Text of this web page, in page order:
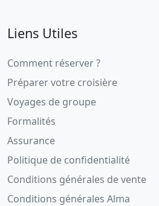
Liens Utiles
Comment réserver ?
Préparer votre croisière
Voyages de groupe
Formalités
Assurance
Politique de confidentialité
Conditions générales de vente
Conditions générales Alma